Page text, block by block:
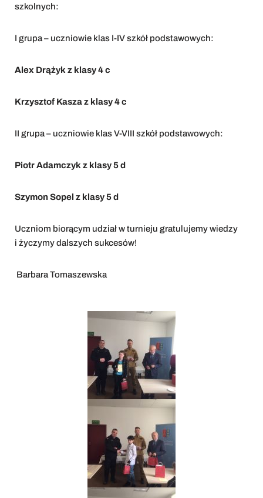
szkolnych:
I grupa – uczniowie klas I-IV szkół podstawowych:
Alex Drążyk z klasy 4 c
Krzysztof Kasza z klasy 4 c
II grupa – uczniowie klas V-VIII szkół podstawowych:
Piotr Adamczyk z klasy 5 d
Szymon Sopel z klasy 5 d
Uczniom biorącym udział w turnieju gratulujemy wiedzy
i życzymy dalszych sukcesów!
Barbara Tomaszewska